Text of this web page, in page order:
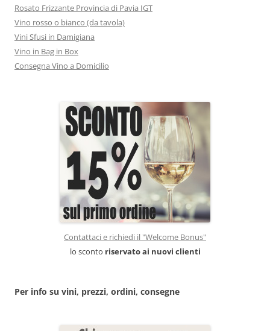
Rosato Frizzante Provincia di Pavia IGT
Vino rosso o bianco (da tavola)
Vini Sfusi in Damigiana
Vino in Bag in Box
Consegna Vino a Domicilio
Contattaci e richiedi il "Welcome Bonus"
lo sconto riservato ai nuovi clienti
Per info su vini, prezzi, ordini, consegne